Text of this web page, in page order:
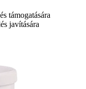
támogatására
javítására